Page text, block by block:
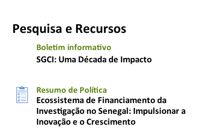
Pesquisa e Recursos
Boletim informativo
SGCI: Uma Década de Impacto
Resumo de Política
Ecossistema de Financiamento da
Investigação no Senegal: Impulsionar a
Inovação e o Crescimento